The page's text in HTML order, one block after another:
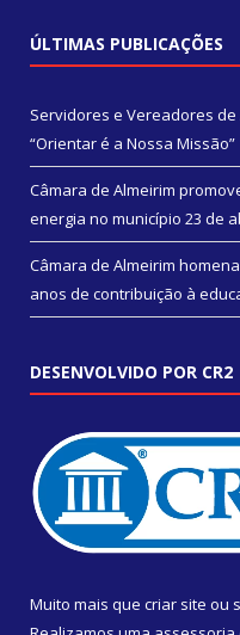
ÚLTIMAS PUBLICAÇÕES
Servidores e Vereadores
“Orientar é a Nossa Missão”
Câmara de Almeirim
energia no município 23 de
Câmara de Almeirim
anos de contribuição à
DESENVOLVIDO POR CR2
Muito mais que criar site ou